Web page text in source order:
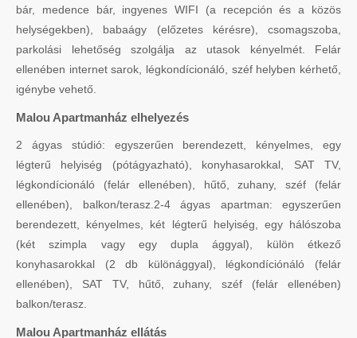
bár, medence bár, ingyenes WIFI (a recepción és a közös
helységekben), babaágy (előzetes kérésre), csomagszoba,
parkolási lehetőség szolgálja az utasok kényelmét. Felár
ellenében internet sarok, légkondícionáló, széf helyben kérhető,
igénybe vehető.
Malou Apartmanház elhelyezés
2 ágyas stúdió: egyszerűen berendezett, kényelmes, egy
légterű helyiség (pótágyazható), konyhasarokkal, SAT TV,
légkondícionáló (felár ellenében), hűtő, zuhany, széf (felár
ellenében), balkon/terasz.2-4 ágyas apartman: egyszerűen
berendezett, kényelmes, két légterű helyiség, egy hálószoba
(két szimpla vagy egy dupla ággyal), külön étkező
konyhasarokkal (2 db különággyal), légkondíciónáló (felár
ellenében), SAT TV, hűtő, zuhany, széf (felár ellenében)
balkon/terasz.
Malou Apartmanház ellátás